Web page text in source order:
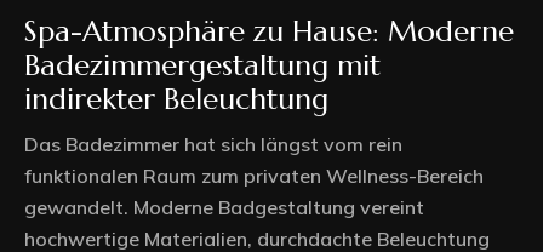
Spa-Atmosphäre zu Hause: Moderne
Badezimmergestaltung mit
indirekter Beleuchtung
Das Badezimmer hat sich längst vom rein
funktionalen Raum zum privaten Wellness-Bereich
gewandelt. Moderne Badgestaltung vereint
hochwertige Materialien, durchdachte Beleuchtung